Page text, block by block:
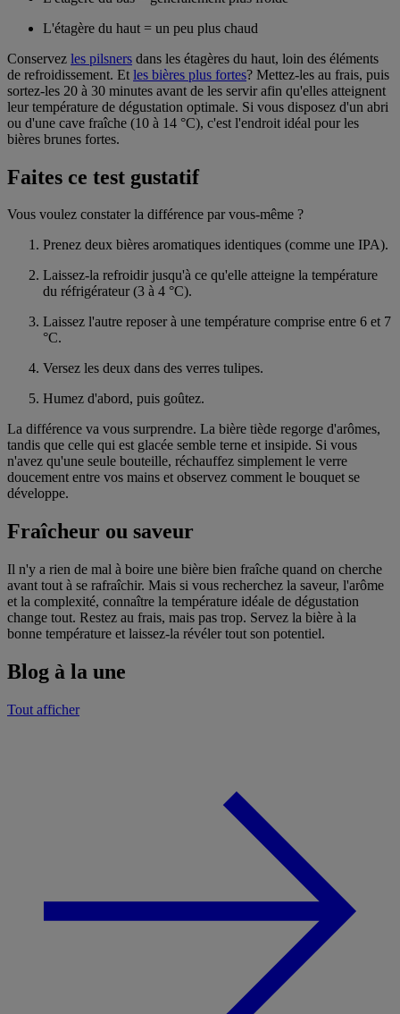
L'étagère du haut = un peu plus chaud
Conservez les pilsners dans les étagères du haut, loin des éléments
de refroidissement. Et les bières plus fortes? Mettez-les au frais, puis
sortez-les 20 à 30 minutes avant de les servir afin qu'elles atteignent
leur température de dégustation optimale. Si vous disposez d'un abri
ou d'une cave fraîche (10 à 14 °C), c'est l'endroit idéal pour les
bières brunes fortes.
Faites ce test gustatif
Vous voulez constater la différence par vous-même ?
Prenez deux bières aromatiques identiques (comme une IPA).
Laissez-la refroidir jusqu'à ce qu'elle atteigne la température
du réfrigérateur (3 à 4 °C).
Laissez l'autre reposer à une température comprise entre 6 et 7
°C.
Versez les deux dans des verres tulipes.
Humez d'abord, puis goûtez.
La différence va vous surprendre. La bière tiède regorge d'arômes,
tandis que celle qui est glacée semble terne et insipide. Si vous
n'avez qu'une seule bouteille, réchauffez simplement le verre
doucement entre vos mains et observez comment le bouquet se
développe.
Fraîcheur ou saveur
Il n'y a rien de mal à boire une bière bien fraîche quand on cherche
avant tout à se rafraîchir. Mais si vous recherchez la saveur, l'arôme
et la complexité, connaître la température idéale de dégustation
change tout. Restez au frais, mais pas trop. Servez la bière à la
bonne température et laissez-la révéler tout son potentiel.
Blog à la une
Tout afficher